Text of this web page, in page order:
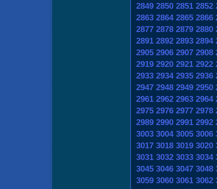
2849 2850 2851 2852
2863 2864 2865 2866
2877 2878 2879 2880
2891 2892 2893 2894
2905 2906 2907 2908
2919 2920 2921 2922
2933 2934 2935 2936
2947 2948 2949 2950
2961 2962 2963 2964
2975 2976 2977 2978
2989 2990 2991 2992
3003 3004 3005 3006
3017 3018 3019 3020
3031 3032 3033 3034
3045 3046 3047 3048
3059 3060 3061 3062